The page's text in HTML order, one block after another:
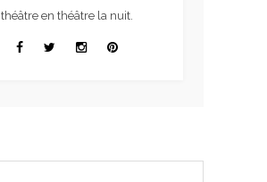
théâtre en théâtre la nuit.